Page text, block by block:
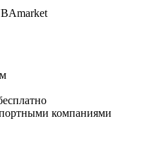
компаниями